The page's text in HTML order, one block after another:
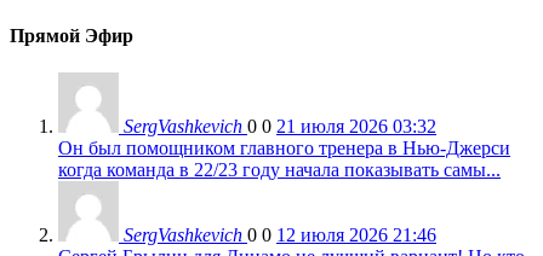
Прямой Эфир
SergVashkevich 0 0 21 июля 2026 03:32
Он был помощником главного тренера в Нью-Джерси
когда команда в 22/23 году начала показывать самы...
SergVashkevich 0 0 12 июля 2026 21:46